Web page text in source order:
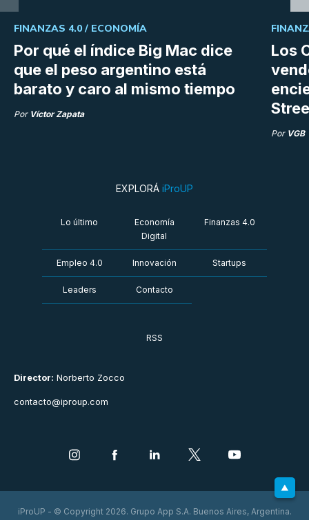
Por qué el índice Big Mac dice
que el peso argentino está
barato y caro al mismo tiempo
FINANZAS 4.0 / ECONOMÍA
Por Víctor Zapata
Los
Por VGB
Director: Norberto Zocco
contacto@iproup.com
EXPLORÁ iProUP
Lo último
Economía
Digital
Finanzas 4.0
Empleo 4.0 Innovación Startups
Leaders Contacto
RSS
iProUP - © Copyright 2026. Grupo App S.A. Buenos Aires, Argentina.